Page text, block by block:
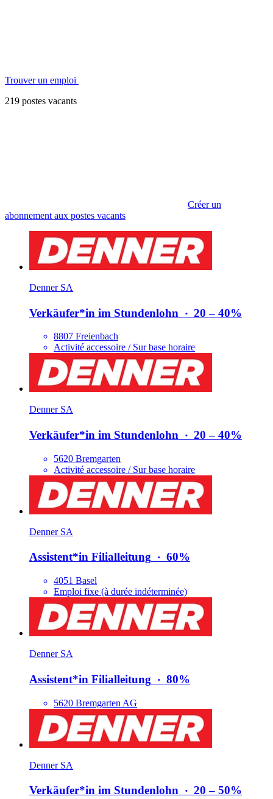
Trouver un emploi
219 postes vacants
Créer un
abonnement aux postes vacants
Denner SA
Verkäufer*​in im Stundenlohn ‧ 20 – 40%
8807 Freienbach
Activité accessoire / Sur base horaire
Denner SA
Verkäufer*​in im Stundenlohn ‧ 20 – 40%
5620 Bremgarten
Activité accessoire / Sur base horaire
Denner SA
Assistent*​in Filialleitung ‧ 60%
4051 Basel
Emploi fixe (à durée indéterminée)
Denner SA
Assistent*​in Filialleitung ‧ 80%
5620 Bremgarten AG
Denner SA
Verkäufer*​in im Stundenlohn ‧ 20 – 50%